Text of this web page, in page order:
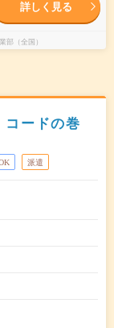
詳しく見る
（全国）
コードの巻
派遣